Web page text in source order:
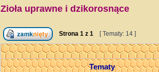
Zioła uprawne i dzikorosnące
Strona 1 z 1 [ Tematy: 14 ]
Tematy